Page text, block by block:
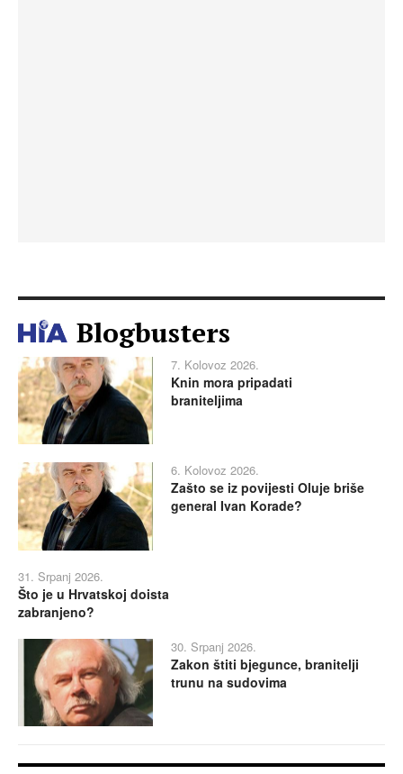
Blogbusters
7. Kolovoz 2026.
Knin mora pripadati
braniteljima
6. Kolovoz 2026.
Zašto se iz povijesti Oluje briše
general Ivan Korade?
31. Srpanj 2026.
Što je u Hrvatskoj doista
zabranjeno?
30. Srpanj 2026.
Zakon štiti bjegunce, branitelji
trunu na sudovima